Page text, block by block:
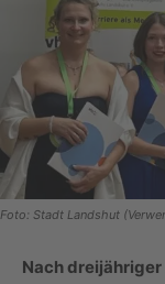
Foto: Stadt Landshut
Nach